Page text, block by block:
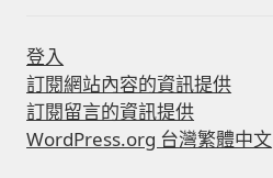
登入
訂閱網站內容的資訊提供
訂閱留言的資訊提供
WordPress.org 台灣繁體中文